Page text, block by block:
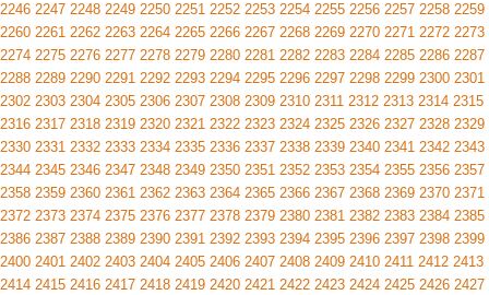
2246 2247 2248 2249 2250 2251 2252 2253 2254 2255 2256 2257 2258 2259
2260 2261 2262 2263 2264 2265 2266 2267 2268 2269 2270 2271 2272 2273
2274 2275 2276 2277 2278 2279 2280 2281 2282 2283 2284 2285 2286 2287
2288 2289 2290 2291 2292 2293 2294 2295 2296 2297 2298 2299 2300 2301
2302 2303 2304 2305 2306 2307 2308 2309 2310 2311 2312 2313 2314 2315
2316 2317 2318 2319 2320 2321 2322 2323 2324 2325 2326 2327 2328 2329
2330 2331 2332 2333 2334 2335 2336 2337 2338 2339 2340 2341 2342 2343
2344 2345 2346 2347 2348 2349 2350 2351 2352 2353 2354 2355 2356 2357
2358 2359 2360 2361 2362 2363 2364 2365 2366 2367 2368 2369 2370 2371
2372 2373 2374 2375 2376 2377 2378 2379 2380 2381 2382 2383 2384 2385
2386 2387 2388 2389 2390 2391 2392 2393 2394 2395 2396 2397 2398 2399
2400 2401 2402 2403 2404 2405 2406 2407 2408 2409 2410 2411 2412 2413
2414 2415 2416 2417 2418 2419 2420 2421 2422 2423 2424 2425 2426 2427